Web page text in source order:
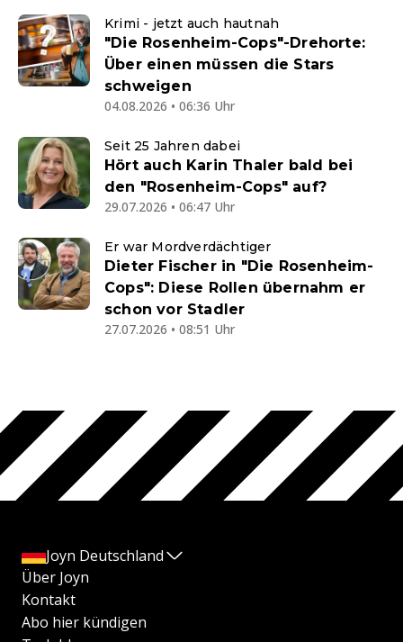
Krimi - jetzt auch hautnah
"Die Rosenheim-Cops"-Drehorte:
Über einen müssen die Stars
schweigen
04.08.2026 • 06:36 Uhr
Seit 25 Jahren dabei
Hört auch Karin Thaler bald bei
den "Rosenheim-Cops" auf?
29.07.2026 • 06:47 Uhr
Er war Mordverdächtiger
Dieter Fischer in "Die Rosenheim-
Cops": Diese Rollen übernahm er
schon vor Stadler
27.07.2026 • 08:51 Uhr
Joyn Deutschland
Über Joyn
Kontakt
Abo hier kündigen